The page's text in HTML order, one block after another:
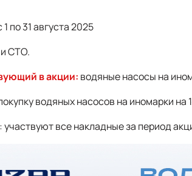
1 по 31 августа 2025
СТО.
в акции: водяные насосы на
водяных насосов на иномарки
все накладные за период